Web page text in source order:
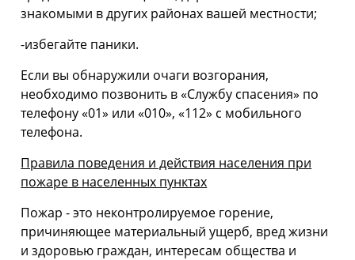
знакомыми в других районах вашей местности;
-избегайте паники.
Если вы обнаружили очаги возгорания,
необходимо позвонить в «Службу спасения» по
телефону «01» или «010», «112» с мобильного
телефона.
Правила поведения и действия населения при
пожаре в населенных пунктах
Пожар - это неконтролируемое горение,
причиняющее материальный ущерб, вред жизни
и здоровью граждан, интересам общества и